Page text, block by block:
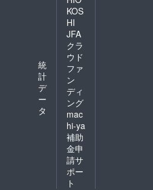
統
計
デ
ー
タ
KOS
HI
JFA
クラ
ウド
ファ
ン
ディ
ング
mac
hi-ya
補助
金申
請サ
ポー
ト